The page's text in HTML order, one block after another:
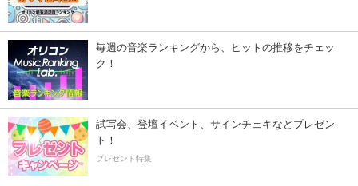
毎週の音楽ランキングから、ヒットの推移をチェッ
ク！
試写会、登壇イベント、サインチェキなどプレゼン
ト！
プレゼント特集